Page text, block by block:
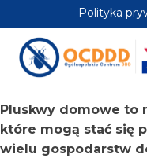
Polityka
Pluskwy domowe to
które mogą stać się
wielu gospodarstw